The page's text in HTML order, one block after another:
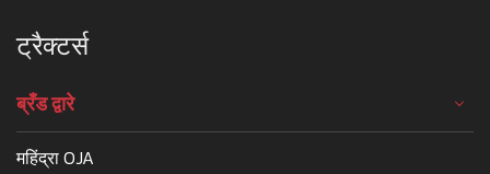
ट्रैक्टर्स
ब्रँड द्वारे
महिंद्रा OJA